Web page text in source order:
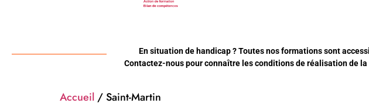
En situation de handicap ? Toutes nos formations sont
Contactez-nous pour connaître les conditions de réalisation de
Accueil / Saint-Martin